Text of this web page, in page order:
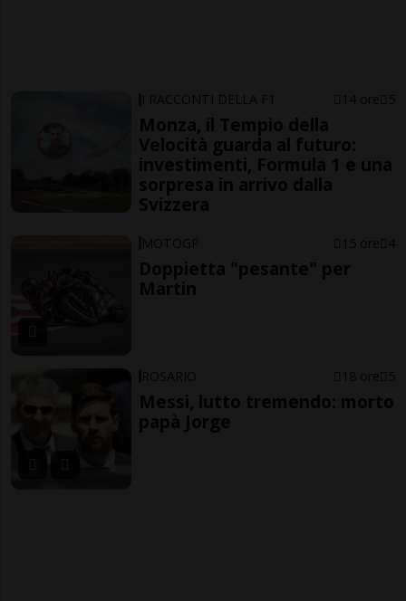
I RACCONTI DELLA F1 14 ore 5
Monza, il Tempio della
Velocità guarda al futuro:
investimenti, Formula 1 e una
sorpresa in arrivo dalla
Svizzera
MOTOGP 15 ore 4
Doppietta "pesante" per
Martin
ROSARIO 18 ore 5
Messi, lutto tremendo: morto
papà Jorge